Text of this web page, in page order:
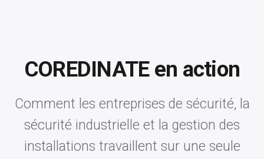
COREDINATE en action
Comment les entreprises de sécurité, la
sécurité industrielle et la gestion des
installations travaillent sur une seule